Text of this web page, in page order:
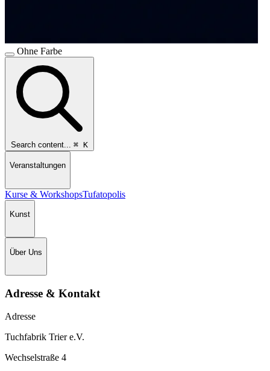
Ohne Farbe
Search content... ⌘ K
Veranstaltungen
Kurse & WorkshopsTufatopolis
Kunst
Über Uns
Adresse & Kontakt
Adresse
Tuchfabrik Trier e.V.
Wechselstraße 4